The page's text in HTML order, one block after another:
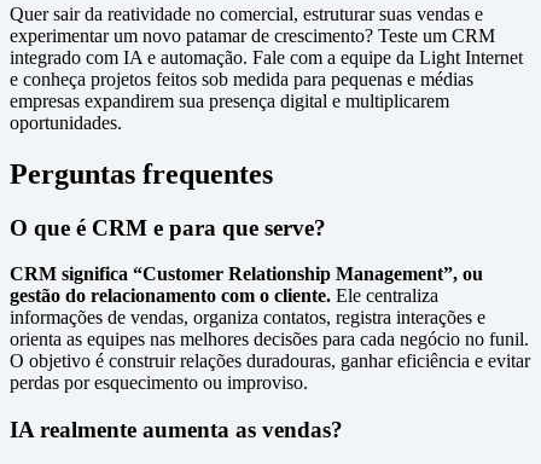
Quer sair da reatividade no comercial, estruturar suas vendas e
experimentar um novo patamar de crescimento? Teste um CRM
integrado com IA e automação. Fale com a equipe da Light Internet
e conheça projetos feitos sob medida para pequenas e médias
empresas expandirem sua presença digital e multiplicarem
oportunidades.
Perguntas frequentes
O que é CRM e para que serve?
CRM significa “Customer Relationship Management”, ou
gestão do relacionamento com o cliente. Ele centraliza
informações de vendas, organiza contatos, registra interações e
orienta as equipes nas melhores decisões para cada negócio no funil.
O objetivo é construir relações duradouras, ganhar eficiência e evitar
perdas por esquecimento ou improviso.
IA realmente aumenta as vendas?